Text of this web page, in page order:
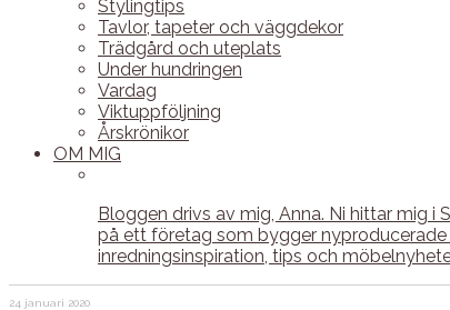
Stylingtips
Tavlor, tapeter och väggdekor
Trädgård och uteplats
Under hundringen
Vardag
Viktuppföljning
Årskrönikor
OM MIG
Bloggen drivs av mig, Anna. Ni hittar mig
på ett företag som bygger nyproducerade
inredningsinspiration, tips och
24 januari 2020